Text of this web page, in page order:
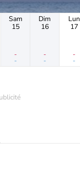
Sam
15
-
-
Dim
16
-
-
Lun
17
-
-